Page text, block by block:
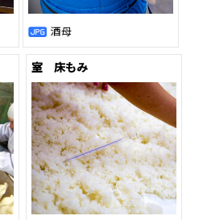
酒母
室 床もみ